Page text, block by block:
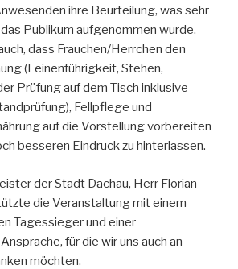
ihre Beurteilung, was sehr
Publikum aufgenommen wurde.
dass Frauchen/Herrchen den
(Leinenführigkeit, Stehen,
Prüfung auf dem Tisch inklusive
Fellpflege und
auf die Vorstellung vorbereiten
besseren Eindruck zu hinterlassen.
der Stadt Dachau, Herr Florian
die Veranstaltung mit einem
Tagessieger und einer
für die wir uns auch an
möchten.